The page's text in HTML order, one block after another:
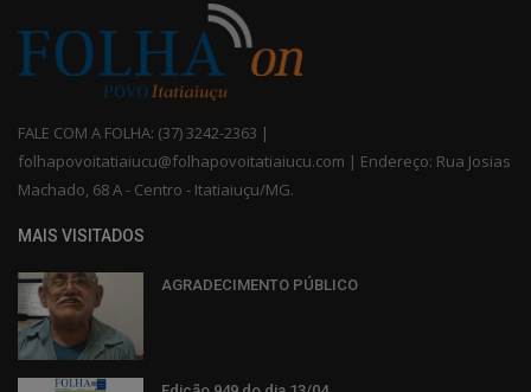
FALE COM A FOLHA: (37) 3242-2363 |
folhapovoitatiaiucu@folhapovoitatiaiucu.com | Endereço: Rua Josias
Machado, 68 A - Centro - Itatiaiuçu/MG.
MAIS VISITADOS
AGRADECIMENTO PÚBLICO